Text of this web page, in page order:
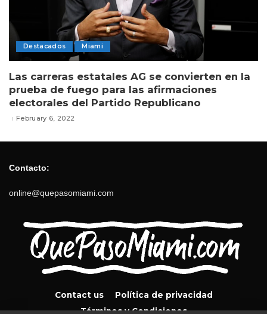
Destacados Miami
Las carreras estatales AG se convierten en la
prueba de fuego para las afirmaciones
electorales del Partido Republicano
February 6, 2022
Contacto:
online@quepasomiami.com
Contact us
Política de privacidad
Términos y Condiciones